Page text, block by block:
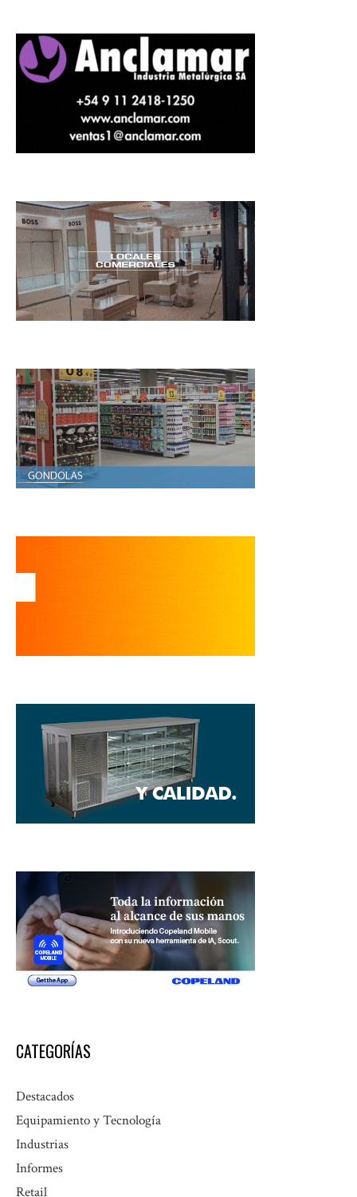
CATEGORÍAS
Destacados
Equipamiento y Tecnología
Industrias
Informes
Retail